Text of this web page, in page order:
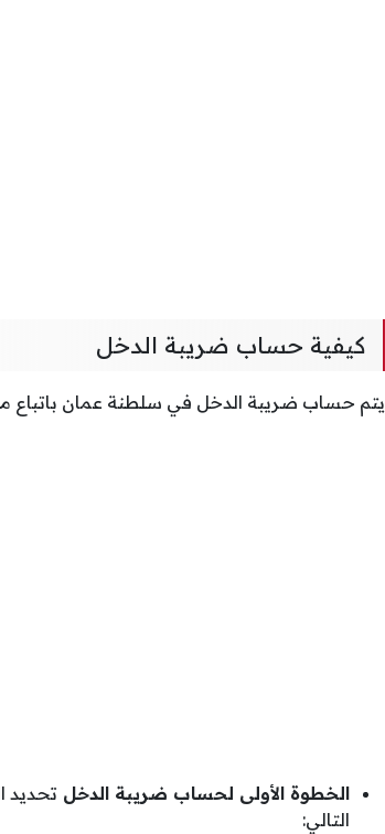
كيفية حساب ضريبة الدخل
يتم حساب ضريبة الدخل في سلطنة عمان باتباع
الخطوة الأولى لحساب ضريبة الدخل تحديد
التالي: